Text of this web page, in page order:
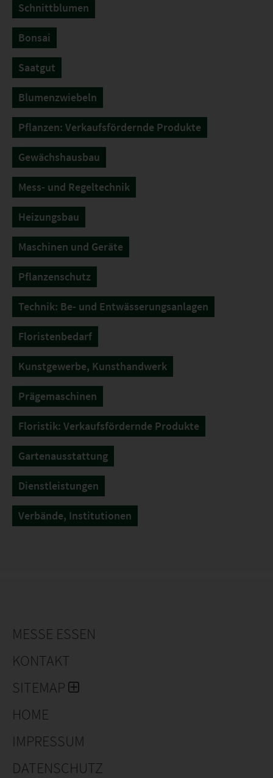
Schnittblumen
Bonsai
Saatgut
Blumenzwiebeln
Pflanzen: Verkaufsfördernde Produkte
Gewächshausbau
Mess- und Regeltechnik
Heizungsbau
Maschinen und Geräte
Pflanzenschutz
Technik: Be- und Entwässerungsanlagen
Floristenbedarf
Kunstgewerbe, Kunsthandwerk
Prägemaschinen
Floristik: Verkaufsfördernde Produkte
Gartenausstattung
Dienstleistungen
Verbände, Institutionen
MESSE ESSEN
KONTAKT
SITEMAP
HOME
IMPRESSUM
DATENSCHUTZ